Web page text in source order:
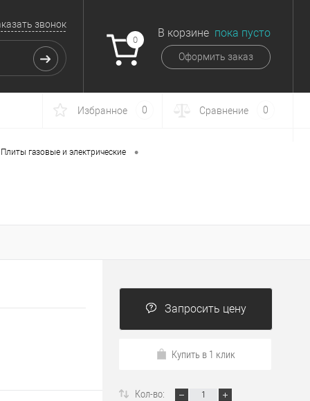
звонок
0
В корзине пока пусто
Оформить заказ
Избранное 0 Сравнение 0
Плиты газовые и электрические •
Запросить цену
Купить в 1 клик
Кол-во: